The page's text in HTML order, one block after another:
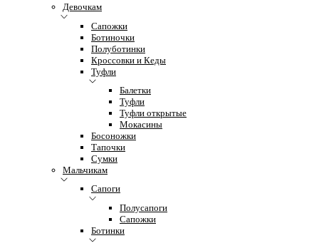
Девочкам
Сапожки
Ботиночки
Полуботинки
Кроссовки и Кеды
Туфли
Балетки
Туфли
Туфли открытые
Мокасины
Босоножки
Тапочки
Сумки
Мальчикам
Сапоги
Полусапоги
Сапожки
Ботинки